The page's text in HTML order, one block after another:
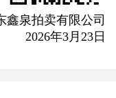
鑫泉拍卖有限公司
2026年3月23日